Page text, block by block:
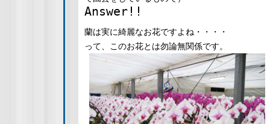
Answer!!
蘭は実に綺麗なお花ですよね・・・・
って、このお花とは勿論無関係です。